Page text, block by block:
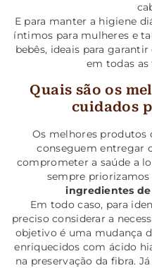
E para manter a higiene
íntimos para mulheres e
bebês, ideais para
em todas as
Quais são os
cuidados
Os melhores produtos
conseguem entregar
comprometer a saúde a
sempre priorizamos
ingredientes
Em todo caso, para
preciso considerar a
objetivo é uma mudança
enriquecidos com ácido
na preservação da fibra.